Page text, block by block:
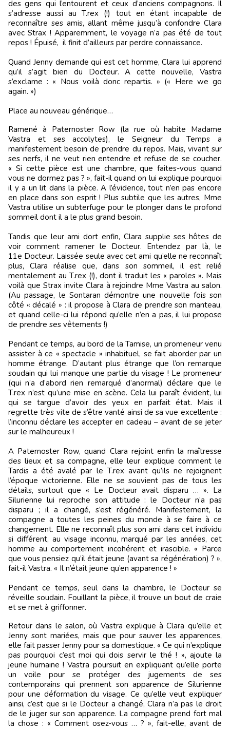
des gens qui l’entourent et ceux d’anciens compagnons. Il
s’adresse aussi au T.rex (!) tout en étant incapable de
reconnaître ses amis, allant même jusqu’à confondre Clara
avec Strax ! Apparemment, le voyage n’a pas été de tout
repos ! Épuisé, il finit d’ailleurs par perdre connaissance.
Quand Jenny demande qui est cet homme, Clara lui apprend
qu’il s’agit bien du Docteur. A cette nouvelle, Vastra
s’exclame : « Nous voilà donc repartis. » (« Here we go
again. »)
Place au nouveau générique…
Ramené à Paternoster Row (la rue où habite Madame
Vastra et ses accolytes), le Seigneur du Temps a
manifestement besoin de prendre du repos. Mais, vivant sur
ses nerfs, il ne veut rien entendre et refuse de se coucher.
« Si cette pièce est une chambre, que faites-vous quand
vous ne dormez pas ? », fait-il quand on lui explique pourquoi
il y a un lit dans la pièce. A l’évidence, tout n’en pas encore
en place dans son esprit ! Plus subtile que les autres, Mme
Vastra utilise un subterfuge pour le plonger dans le profond
sommeil dont il a le plus grand besoin.
Tandis que leur ami dort enfin, Clara supplie ses hôtes de
voir comment ramener le Docteur. Entendez par là, le
11e Docteur. Laissée seule avec cet ami qu’elle ne reconnaît
plus, Clara réalise que, dans son sommeil, il est relié
mentalement au T.rex (!), dont il traduit les « paroles ». Mais
voilà que Strax invite Clara à rejoindre Mme Vastra au salon.
(Au passage, le Sontaran démontre une nouvelle fois son
côté « décalé » : il propose à Clara de prendre son manteau,
et quand celle-ci lui répond qu’elle n’en a pas, il lui propose
de prendre ses vêtements !)
Pendant ce temps, au bord de la Tamise, un promeneur venu
assister à ce « spectacle » inhabituel, se fait aborder par un
homme étrange. D’autant plus étrange que l’on remarque
soudain qui lui manque une partie du visage ! Le promeneur
(qui n’a d’abord rien remarqué d’anormal) déclare que le
T.rex n’est qu’une mise en scène. Cela lui paraît évident, lui
qui se targue d’avoir des yeux en parfait état. Mais il
regrette très vite de s’être vanté ainsi de sa vue excellente :
l’inconnu déclare les accepter en cadeau – avant de se jeter
sur le malheureux !
A Paternoster Row, quand Clara rejoint enfin la maîtresse
des lieux et sa compagne, elle leur explique comment le
Tardis a été avalé par le T.rex avant qu’ils ne rejoignent
l’époque victorienne. Elle ne se souvient pas de tous les
détails, surtout que « Le Docteur avait disparu … ». La
Silurienne lui reproche son attitude : le Docteur n’a pas
disparu ; il a changé, s’est régénéré. Manifestement, la
compagne a toutes les peines du monde à se faire à ce
changement. Elle ne reconnaît plus son ami dans cet individu
si différent, au visage inconnu, marqué par les années, cet
homme au comportement incohérent et irascible. « Parce
que vous pensiez qu’il était jeune (avant sa régénération) ? »,
fait-il Vastra. « Il n’était jeune qu’en apparence ! »
Pendant ce temps, seul dans la chambre, le Docteur se
réveille soudain. Fouillant la pièce, il trouve un bout de craie
et se met à griffonner.
Retour dans le salon, où Vastra explique à Clara qu’elle et
Jenny sont mariées, mais que pour sauver les apparences,
elle fait passer Jenny pour sa domestique. « Ce qui n’explique
pas pourquoi c’est moi qui dois servir le thé ! », ajoute la
jeune humaine ! Vastra poursuit en expliquant qu’elle porte
un voile pour se protéger des jugements de ses
contemporains qui prennent son apparence de Silurienne
pour une déformation du visage. Ce qu’elle veut expliquer
ainsi, c’est que si le Docteur a changé, Clara n’a pas le droit
de le juger sur son apparence. La compagne prend fort mal
la chose : « Comment osez-vous … ? », fait-elle, avant de